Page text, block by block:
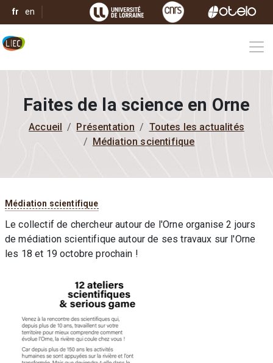
Aller au contenu principal
fr en
Image Image Image
Faites de la science en Orne
FIL D'ARIANE
Accueil Présentation
Toutes les actualités
Médiation scientifique
Catégorie
Médiation scientifique
Le collectif de chercheur autour de l'Orne organise 2 jours
de médiation scientifique autour de ses travaux sur l'Orne
les 18 et 19 octobre prochain !